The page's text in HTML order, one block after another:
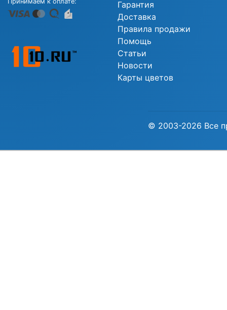
Гарантия
Доставка
Правила продажи
Помощь
Статьи
Новости
Карты цветов
© 2003-2026 Все